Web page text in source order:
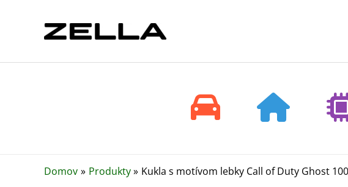
Domov Produkty Kukla s motívom lebky Call of Duty Ghost